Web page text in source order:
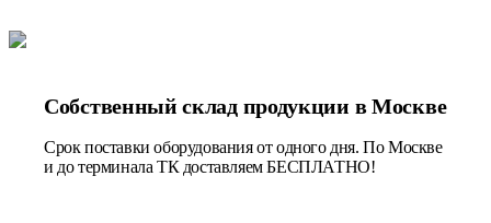
Собственный склад продукции в Москве
Срок поставки оборудования от одного дня. По Москве
и до терминала ТК доставляем БЕСПЛАТНО!